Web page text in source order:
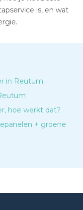
is, en wat
in Reutum
hoe werkt dat?
+ groene